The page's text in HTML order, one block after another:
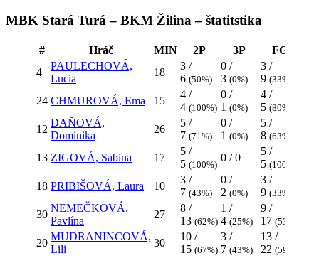
MBK Stará Turá – BKM Žilina – štatitstika
# Hráč MIN 2P 3P FG
4
PAULECHOVÁ,
Lucia
18
3 /
6 (50%)
0 /
3 (0%)
3 /
9 (33%)
24 CHMUROVÁ, Ema 15
4 /
4 (100%)
0 /
1 (0%)
4 /
5 (80%)
12
DAŇOVÁ,
Dominika
26
5 /
7 (71%)
0 /
1 (0%)
5 /
8 (63%)
13 ZIGOVÁ, Sabina 17
5 /
5 (100%)
0 / 0
5 /
5 (100%)
18 PRIBIŠOVÁ, Laura 10
3 /
7 (43%)
0 /
2 (0%)
3 /
9 (33%)
30
NEMEČKOVÁ,
Pavlína
27
8 /
13 (62%)
1 /
4 (25%)
9 /
17 (53%)
20
MUDRANINCOVÁ,
Lili
30
10 /
15 (67%)
3 /
7 (43%)
13 /
22 (59%)